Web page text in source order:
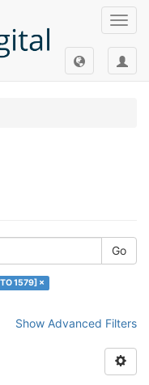
Go
1579] ×
Show Advanced Filters